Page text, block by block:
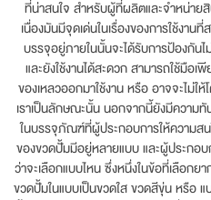
ที่น่าสนใจ สำหรับผู้ที่ผลิตและจำหน่าย
เนื่องมันมีจุดเด่นในเรื่องของการใช้งาน
บรรจุอยู่ภายในนั้นจะได้รับการป้องกัน
และยังใช้งานได้สะดวก สามารถใช้มือเ
ของเหลวออกมาใช้งาน หรือ อาจจะไม่ใ
เราเป็นลักษณะนั้น นอกจากนี้ยังมีความ
ในบรรจุภัณฑ์ที่ผู้ประกอบการให้ความสน
ของขวดปั้มมีอยู่หลายแบบ และผู้ประกอบ
ว่าจะเลือกแบบไหน ซึ่งหนึ่งในข้อที่เลือกย
ขวดปั้มในแบบเป็นขวดใส ขวดสีขุ่น หรือ